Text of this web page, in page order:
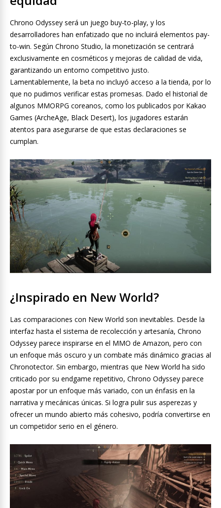
Chrono Odyssey será un juego buy-to-play, y los
desarrolladores han enfatizado que no incluirá elementos pay-
to-win. Según Chrono Studio, la monetización se centrará
exclusivamente en cosméticos y mejoras de calidad de vida,
garantizando un entorno competitivo justo.
Lamentablemente, la beta no incluyó acceso a la tienda, por lo
que no pudimos verificar estas promesas. Dado el historial de
algunos MMORPG coreanos, como los publicados por Kakao
Games (ArcheAge, Black Desert), los jugadores estarán
atentos para asegurarse de que estas declaraciones se
cumplan.
¿Inspirado en New World?
Las comparaciones con New World son inevitables. Desde la
interfaz hasta el sistema de recolección y artesanía, Chrono
Odyssey parece inspirarse en el MMO de Amazon, pero con
un enfoque más oscuro y un combate más dinámico gracias al
Chronotector. Sin embargo, mientras que New World ha sido
criticado por su endgame repetitivo, Chrono Odyssey parece
apostar por un enfoque más variado, con un énfasis en la
narrativa y mecánicas únicas. Si logra pulir sus asperezas y
ofrecer un mundo abierto más cohesivo, podría convertirse en
un competidor serio en el género.